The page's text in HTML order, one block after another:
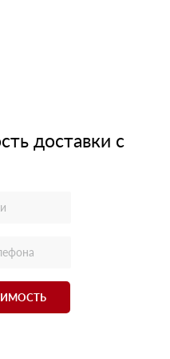
доставки с